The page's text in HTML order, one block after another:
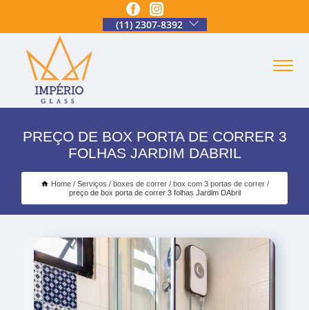
(11) 2307-8392
PREÇO DE BOX PORTA DE CORRER 3
FOLHAS JARDIM DABRIL
Home Serviços boxes de correr
box com 3 portas de correr
preço de box porta de correr 3 folhas Jardim DAbril